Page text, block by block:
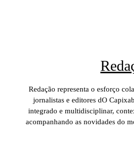
Redação representa o esforço
jornalistas e editores dO
integrado e multidisciplinar,
acompanhando as novidades do